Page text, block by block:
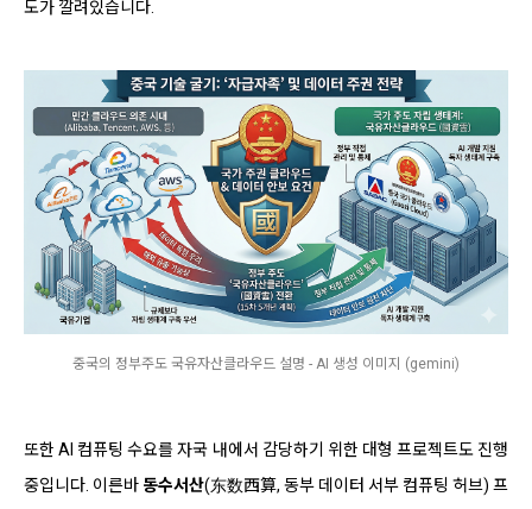
도가 깔려있습니다.
중국의 정부주도 국유자산클라우드 설명 - AI 생성 이미지 (gemini)
또한 AI 컴퓨팅 수요를 자국 내에서 감당하기 위한 대형 프로젝트도 진행
중입니다. 이른바 동수서산(东数西算, 동부 데이터 서부 컴퓨팅 허브) 프